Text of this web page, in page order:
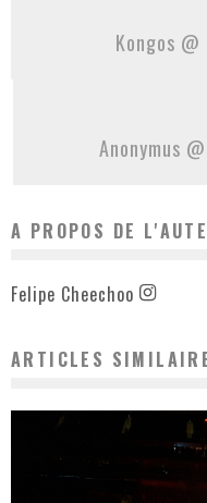
Kongos
Anonymus
A PROPOS DE
Felipe Cheechoo
ARTICLES